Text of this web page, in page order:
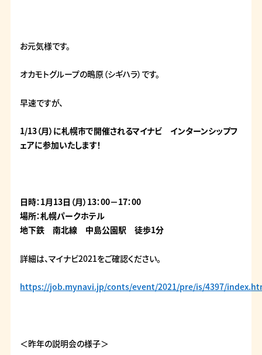
お元気様です。
オカモトグループの鴫原（シギハラ）です。
早速ですが、
1/13（月）に札幌市で開催されるマイナビ インターンシップフ
ェアに参加いたします！
日時：1月13日（月）13：00－17：00
場所：札幌パークホテル
地下鉄 南北線 中島公園駅 徒歩1分
詳細は、マイナビ2021をご確認ください。
https://job.mynavi.jp/conts/event/2021/pre/is/4397/
＜昨年の説明会の様子＞